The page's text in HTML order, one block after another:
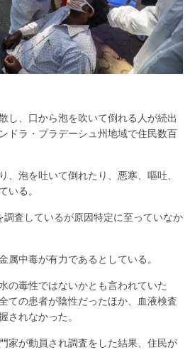
し、口から泡を吹いて倒れる人が続出
ドラ・プラデーシュ州地域で住民数百
、泡を吐いて倒れたり、悪寒、嘔吐、
いる。
査しているが原因特定に至っていなか
属中毒が有力であるとしている。
の毒性ではないかとも言われていた
ての患者が陰性だったほか、血液検査
されなかった。
家が動員され調査をした結果、住民が